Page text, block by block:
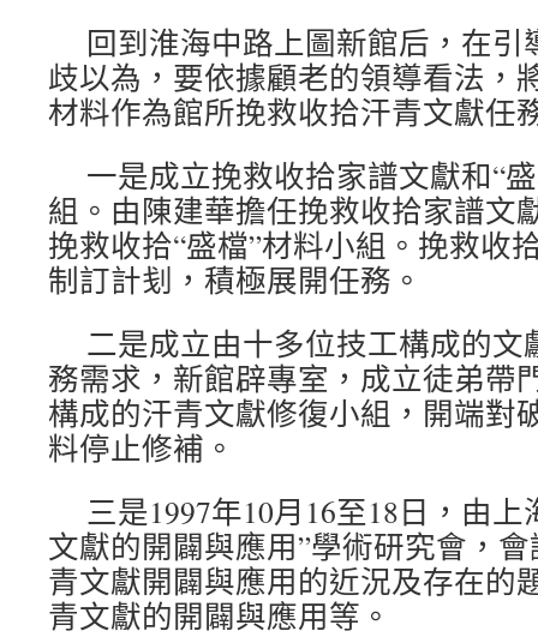
回到淮海中路上圖新館后，在
歧以為，要依據顧老的領導看法，
材料作為館所挽救收拾汗青文獻任
一是成立挽救收拾家譜文獻和“
組。由陳建華擔任挽救收拾家譜文
挽救收拾“盛檔”材料小組。挽救收
制訂計刬，積極展開任務。
二是成立由十多位技工構成的
務需求，新館辟專室，成立徒弟帶
構成的汗青文獻修復小組，開端對
料停止修補。
三是1997年10月16至18日，由
文獻的開闢與應用”學術研究會，
青文獻開闢與應用的近況及存在的
青文獻的開闢與應用等。